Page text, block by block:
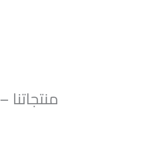
منتجاتنا – OUR PRODUCTS